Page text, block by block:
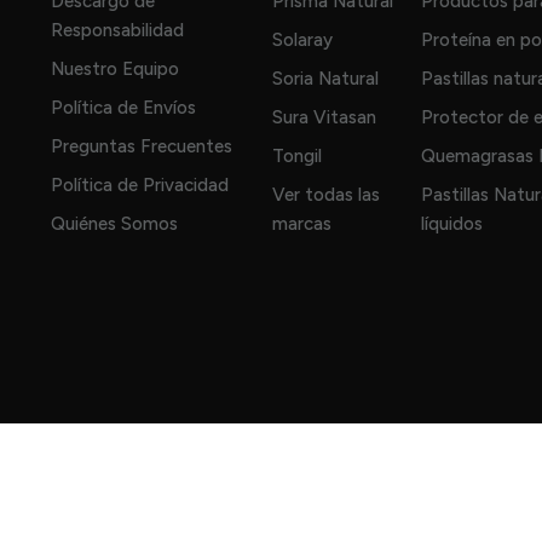
Responsabilidad
Nuestro Equipo
Política de Envíos
Preguntas Frecuentes
Política de Privacidad
Quiénes Somos
Solaray
Soria Natural
Sura Vitasan
Tongil
Ver todas las
marcas
Proteína en
Pastillas
Protector de
Quemagrasas
Pastillas
líquidos